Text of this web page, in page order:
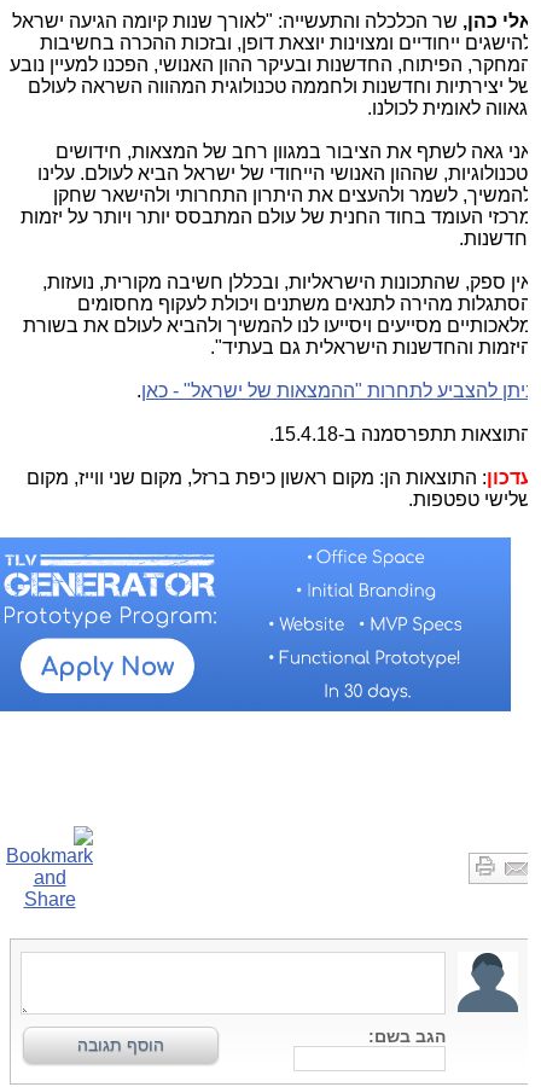
כהן,שר הכלכלה והתעשייה: "לאורך שנות קיומה הגיעה ישראל
ייחודיים ומצוינות יוצאת דופן, ובזכות ההכרה בחשיבות
הפיתוח, החדשנות ובעיקר ההון האנושי, הפכנו למעיין נובע
יצירתיות וחדשנות ולחממה טכנולוגית המהווה השראה לעולם
לאומית לכולנו.
גאה לשתף את הציבור במגוון רחב של המצאות, חידושים
שההון האנושי הייחודי של ישראל הביא לעולם. עלינו
לשמר ולהעצים את היתרון התחרותי ולהישאר שחקן
העומד בחוד החנית של עולם המתבסס יותר ויותר על יזמות
ספק, שהתכונות הישראליות, ובכללן חשיבה מקורית, נועזות,
מהירה לתנאים משתנים ויכולת לעקוף מחסומים
מסייעים ויסייעו לנו להמשיך ולהביא לעולם את בשורת
והחדשנות הישראלית גם בעתיד".
להצביע לתחרות "ההמצאות של ישראל" - כאן.
תתפרסמנה ב-15.4.18.
: התוצאות הן: מקום ראשון כיפת ברזל, מקום שני ווייז, מקום
טפטפות.